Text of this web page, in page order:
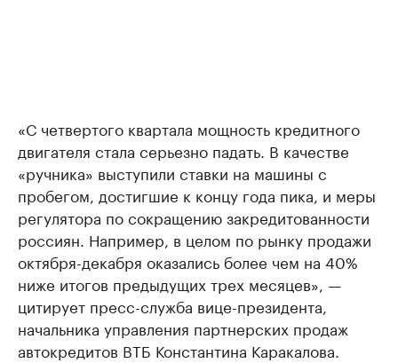
«С четвертого квартала мощность кредитного
двигателя стала серьезно падать. В качестве
«ручника» выступили ставки на машины с
пробегом, достигшие к концу года пика, и меры
регулятора по сокращению закредитованности
россиян. Например, в целом по рынку продажи
октября-декабря оказались более чем на 40%
ниже итогов предыдущих трех месяцев», —
цитирует пресс-служба вице-президента,
начальника управления партнерских продаж
автокредитов ВТБ Константина Каракалова.